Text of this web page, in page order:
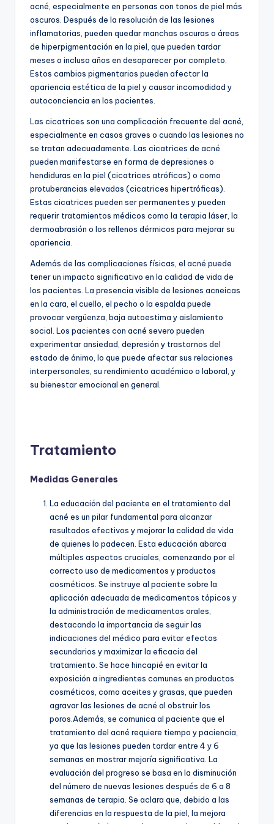
acné, especialmente en personas con tonos de piel más
oscuros. Después de la resolución de las lesiones
inflamatorias, pueden quedar manchas oscuras o áreas
de hiperpigmentación en la piel, que pueden tardar
meses o incluso años en desaparecer por completo.
Estos cambios pigmentarios pueden afectar la
apariencia estética de la piel y causar incomodidad y
autoconciencia en los pacientes.
Las cicatrices son una complicación frecuente del acné,
especialmente en casos graves o cuando las lesiones no
se tratan adecuadamente. Las cicatrices de acné
pueden manifestarse en forma de depresiones o
hendiduras en la piel (cicatrices atróficas) o como
protuberancias elevadas (cicatrices hipertróficas).
Estas cicatrices pueden ser permanentes y pueden
requerir tratamientos médicos como la terapia láser, la
dermoabrasión o los rellenos dérmicos para mejorar su
apariencia.
Además de las complicaciones físicas, el acné puede
tener un impacto significativo en la calidad de vida de
los pacientes. La presencia visible de lesiones acneicas
en la cara, el cuello, el pecho o la espalda puede
provocar vergüenza, baja autoestima y aislamiento
social. Los pacientes con acné severo pueden
experimentar ansiedad, depresión y trastornos del
estado de ánimo, lo que puede afectar sus relaciones
interpersonales, su rendimiento académico o laboral, y
su bienestar emocional en general.
Tratamiento
Medidas Generales
La educación del paciente en el tratamiento del
acné es un pilar fundamental para alcanzar
resultados efectivos y mejorar la calidad de vida
de quienes lo padecen. Esta educación abarca
múltiples aspectos cruciales, comenzando por el
correcto uso de medicamentos y productos
cosméticos. Se instruye al paciente sobre la
aplicación adecuada de medicamentos tópicos y
la administración de medicamentos orales,
destacando la importancia de seguir las
indicaciones del médico para evitar efectos
secundarios y maximizar la eficacia del
tratamiento. Se hace hincapié en evitar la
exposición a ingredientes comunes en productos
cosméticos, como aceites y grasas, que pueden
agravar las lesiones de acné al obstruir los
poros.Además, se comunica al paciente que el
tratamiento del acné requiere tiempo y paciencia,
ya que las lesiones pueden tardar entre 4 y 6
semanas en mostrar mejoría significativa. La
evaluación del progreso se basa en la disminución
del número de nuevas lesiones después de 6 a 8
semanas de terapia. Se aclara que, debido a las
diferencias en la respuesta de la piel, la mejora